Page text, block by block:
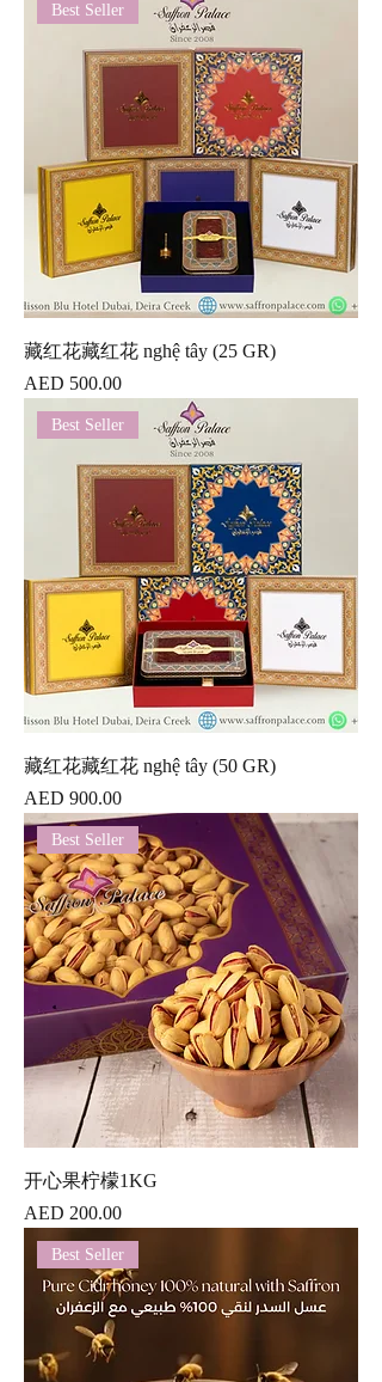
Best Seller
藏红花藏红花 nghệ tây (25 GR)
價格
AED 500.00
Best Seller
藏红花藏红花 nghệ tây (50 GR)
價格
AED 900.00
Best Seller
开心果柠檬1KG
價格
AED 200.00
Best Seller